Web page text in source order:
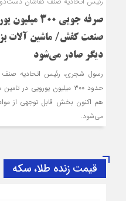
صرفه جویی
صنعت کفش/ ماشین آلات
دیگر صادر می‌شود
رسول شجری، رئیس اتحادیه صنف
حدود ۳۰۰ میلیون یورویی
هم اکنون بخش قابل توجهی از
می‌شود.
قیمت زنده طلا، سکه